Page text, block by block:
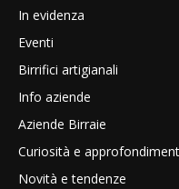
In evidenza
Eventi
Birrifici artigianali
Info aziende
Aziende Birraie
Curiosità e
Novità e tendenze